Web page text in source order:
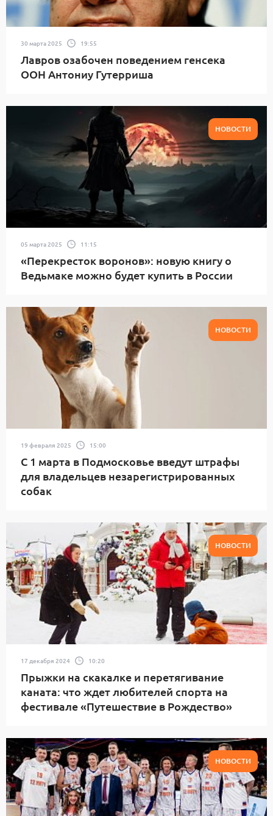
30 марта 2025 19:55
Лавров озабочен поведением генсека
ООН Антониу Гутерриша
НОВОСТИ
05 марта 2025 11:15
«Перекресток воронов»: новую книгу о
Ведьмаке можно будет купить в России
НОВОСТИ
19 февраля 2025 15:00
С 1 марта в Подмосковье введут штрафы
для владельцев незарегистрированных
собак
НОВОСТИ
17 декабря 2024 10:20
Прыжки на скакалке и перетягивание
каната: что ждет любителей спорта на
фестивале «Путешествие в Рождество»
НОВОСТИ